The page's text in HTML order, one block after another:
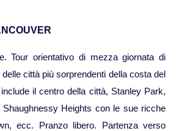
Tour orientativo di mezza giornata di
città più sorprendenti della costa del
il centro della città, Stanley Park,
Shaughnessy Heights con le sue ricche
ecc. Pranzo libero. Partenza verso